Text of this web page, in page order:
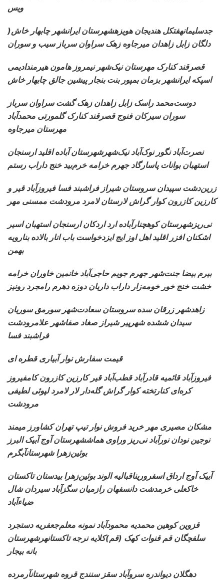
ویس
)جدسلیمانهفتکل هندیجان هویزهشهرستان ایرانشهر چابهار خاش
دلگان زابل زاهدان میرجاوه زهک سراوان سرباز سیب و سوران
قصرقند کنارک مهرستان نیک‌شهر نیمروز هامون هیرمندادیمی
اسپکه ایرانشهر بزمان بمپور بنت بنجار پیشین جالق چابهار خاش
دوست‌محمد راسکزابل زاهدان زهک گشت سراوان سرباز
سوران سیرکان فنوج قصرقند کنارک گلمورتی محمدآباد
مهرستان میرجاوه
نصرت‌آباد نگورنوک‌آباد نیک‌شهرشهرستان آباده اقلید ارسنجان
استهبان بوانات پاسارگاد جهرم خرامه خرم‌بید خنج داراب رستم
زرین‌دشت سپیدان سروستانشیراز فراشبند فسا فیروزآباد قیر و
کارزین کازرون کوار گراش لارستان لامرد مرودشت ممسنی مهر
نی‌ریزشهرستان کوهچنارآبادهارد اردکان ارسنجان استهبان اسیر
اشکنان افزر اقلید اهل اوز ایج ایزدخواست باب انار بالاده بنارویه
بهمن
بیرم بیضا جنت‌شهر جهرمجویم حاجی‌آباد خانمین خاوران خرامه
خشت خنج خور خومه‌زار داراب داریان دوزه دهرم رامجرد رونیز
زاهدشهر زرقان سده سروستانسعادت‌شهر سورمق سوریان
سیدان ششده شهرپیر شیراز صغاد صفاشهر علامرودشت
فراشبند فسا
قیمت سفارش نوار آبیاری قطره ای
فیروزآباد قائمیه قادرآبادقطب‌آباد قیر کارزین کازرون کامفیروز
کره‌ای کنارتخته کوار گراش گله‌دار لار لامرد لپوئی لطیفی
مرودشت
مشکان مصیری مهر خرید فروش نوار تیپ تهران کشاورز میمند
نوجین نودان نورآباد نی‌ریز وراوی هماششهرستان آوج آبیک البرز
بوئین‌زهرا شهرستانآبگرم
آبیک آوج ارداق اسفروریناقبالیه الوند بوئین‌زهرا بیدستان تاکستان
خاکعلی خرمدشت دانسفهان رازمیان سگزآباد سیردان شال
ضیاءآباد
قزوین کوهین محمدیه محمودآباد نمونه معلم‌جعفریه دستجرد
سلفچگان قم قنوات کهک (قم)کلایه نرجه تاکستانهرشهرستان
بانه بیجار
دهگلاندیواندره سروآباد سقز سنندج قروه شهرستانآرمرده